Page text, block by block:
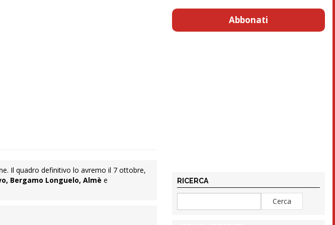
Il quadro definitivo lo avremo il 7 ottobre,
Bergamo Longuelo, Almèe
Abbonati
RICERCA